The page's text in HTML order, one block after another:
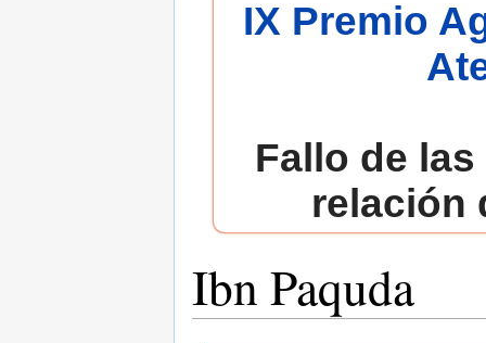
IX Premio
Fallo de
relación
Ibn Paquda